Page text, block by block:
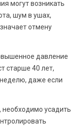
могут возникать
шум в ушах,
отмену
давление
старше 40 лет,
даже если
необходимо усадить